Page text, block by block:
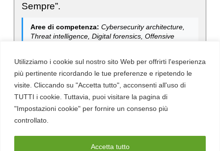
Utilizziamo i cookie sul nostro sito Web per offrirti l'esperienza
più pertinente ricordando le tue preferenze e ripetendo le
visite. Cliccando su "Accetta tutto", acconsenti all'uso di
TUTTI i cookie. Tuttavia, puoi visitare la pagina di
"Impostazioni cookie" per fornire un consenso più
controllato.
Accetta tutto
Sempre”.
Aree di competenza: Cybersecurity architecture,
Threat intelligence, Digital forensics, Offensive
Iscriviti alla nostra newsletter
Iscriviti alla newsletter settimanale di Red Hot Cyber
per restare sempre aggiornato sulle ultime novità in